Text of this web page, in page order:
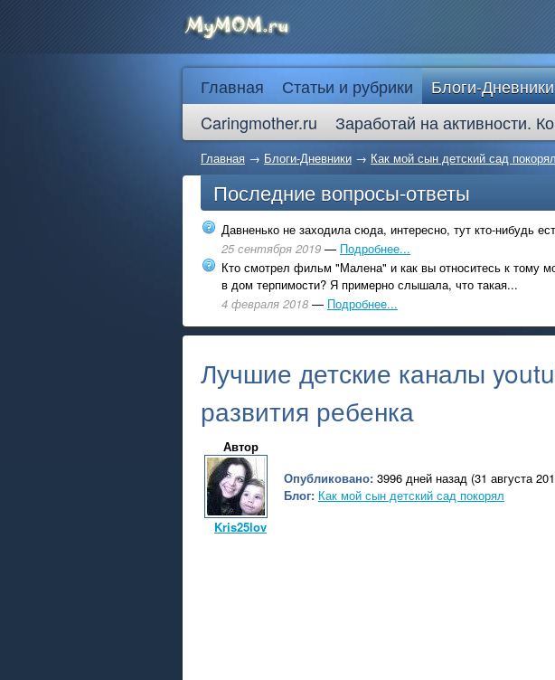
Главная Статьи и рубрики Блоги-Дневники
Caringmother.ru
Заработай на активности.
Главная → Блоги-Дневники → Как мой сын детский сад покорял
Последние вопросы-ответы
Давненько не заходила сюда, интересно, тут кто-нибудь
25 сентября 2019 — Подробнее...
Кто смотрел фильм "Малена" и как вы относитесь к тому
в дом терпимости? Я примерно слышала, что такая...
4 февраля 2018 — Подробнее...
Лучшие детские каналы
развития ребенка
Автор
Kris25lov
Опубликовано: 3996 дней назад (31 августа
Блог: Как мой сын детский сад покорял